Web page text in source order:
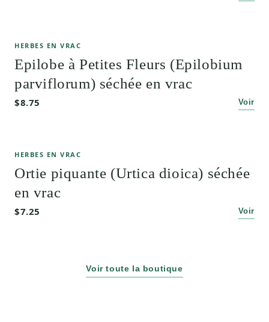
HERBES EN VRAC
Epilobe à Petites Fleurs (Epilobium
parviflorum) séchée en vrac
$8.75 Voir
HERBES EN VRAC
Ortie piquante (Urtica dioica) séchée
en vrac
$7.25 Voir
Voir toute la boutique